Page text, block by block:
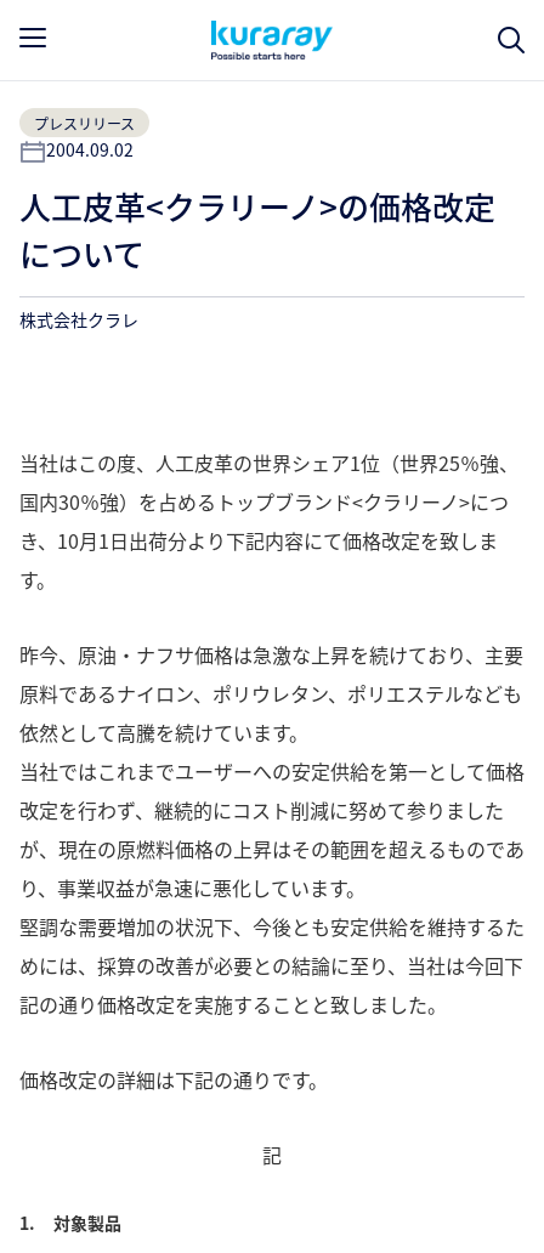
プレスリリース
2004.09.02
人工皮革<クラリーノ>の価格改定
について
株式会社クラレ
当社はこの度、人工皮革の世界シェア1位（世界25％強、
国内30％強）を占めるトップブランド<クラリーノ>につ
き、10月1日出荷分より下記内容にて価格改定を致しま
す。
昨今、原油・ナフサ価格は急激な上昇を続けており、主要
原料であるナイロン、ポリウレタン、ポリエステルなども
依然として高騰を続けています。
当社ではこれまでユーザーへの安定供給を第一として価格
改定を行わず、継続的にコスト削減に努めて参りました
が、現在の原燃料価格の上昇はその範囲を超えるものであ
り、事業収益が急速に悪化しています。
堅調な需要増加の状況下、今後とも安定供給を維持するた
めには、採算の改善が必要との結論に至り、当社は今回下
記の通り価格改定を実施することと致しました。
価格改定の詳細は下記の通りです。
記
1. 対象製品